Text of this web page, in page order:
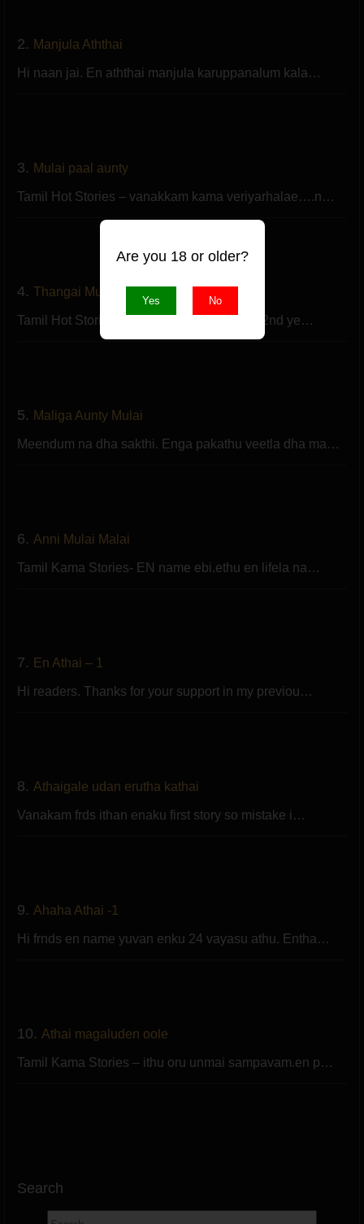
2. Manjula Aththai
Hi naan jai. En aththai manjula karuppanalum kala…
3. Mulai paal aunty
Tamil Hot Stories – vanakkam kama veriyarhalae….n…
4. Thangai Mulai
Tamil Hot Stories – Hai en peru vikki,naan 2nd ye…
5. Maliga Aunty Mulai
Meendum na dha sakthi. Enga pakathu veetla dha ma…
6. Anni Mulai Malai
Tamil Kama Stories- EN name ebi.ethu en lifela na…
7. En Athai – 1
Hi readers. Thanks for your support in my previou…
8. Athaigale udan erutha kathai
Vanakam frds ithan enaku first story so mistake i…
9. Ahaha Athai -1
Hi frnds en name yuvan enku 24 vayasu athu. Entha…
10. Athai magaluden oole
Tamil Kama Stories – ithu oru unmai sampavam.en p…
Search
Are you 18 or older?
Yes No